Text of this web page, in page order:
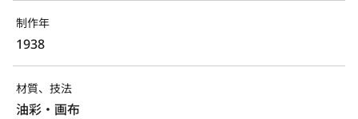
制作年
1938
材質、技法
油彩・画布